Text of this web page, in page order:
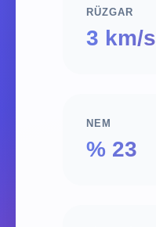
RÜZGAR
3 km/s
NEM
% 23